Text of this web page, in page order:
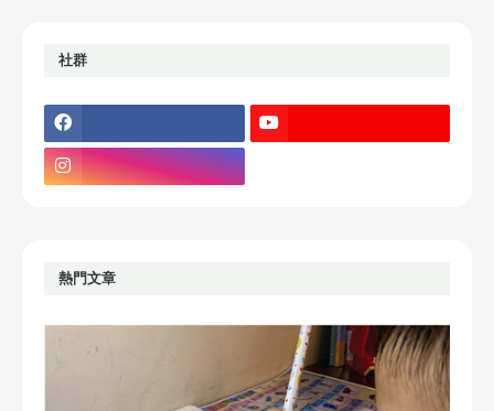
社群
熱門文章